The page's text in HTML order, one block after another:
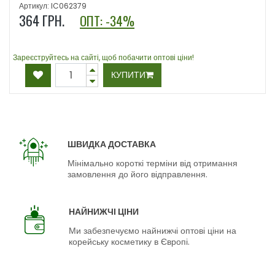
Артикул: IC062379
364ГРН. ОПТ: -34%
Зареєструйтесь на сайті, щоб побачити оптові ціни!
КУПИТИ
ШВИДКА ДОСТАВКА
Мінімально короткі терміни від отримання
замовлення до його відправлення.
НАЙНИЖЧІ ЦІНИ
Ми забезпечуємо найнижчі оптові ціни на
корейську косметику в Європі.